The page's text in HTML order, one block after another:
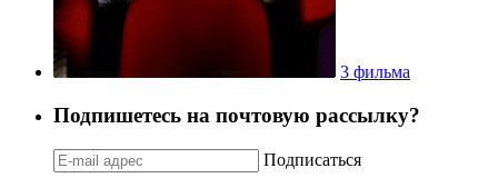
3 фильма
Подпишетесь на почтовую рассылку?
Подписаться